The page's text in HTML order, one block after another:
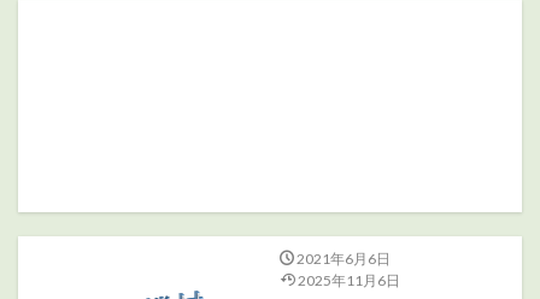
2021年6月6日
2025年11月6日